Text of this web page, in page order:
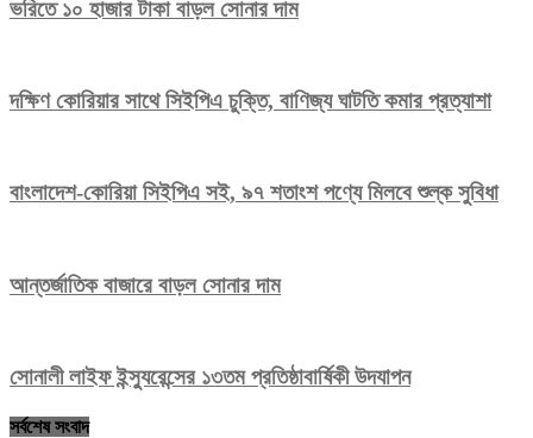
ভরিতে ১০ হাজার টাকা বাড়ল সোনার দাম
দক্ষিণ কোরিয়ার সাথে সিইপিএ চুক্তি, বাণিজ্য ঘাটতি কমার প্রত্যাশা
বাংলাদেশ-কোরিয়া সিইপিএ সই, ৯৭ শতাংশ পণ্যে মিলবে শুল্ক সুবিধা
আন্তর্জাতিক বাজারে বাড়ল সোনার দাম
সোনালী লাইফ ইন্স্যুরেন্সের ১৩তম প্রতিষ্ঠাবার্ষিকী উদযাপন
সর্বশেষ সংবাদ